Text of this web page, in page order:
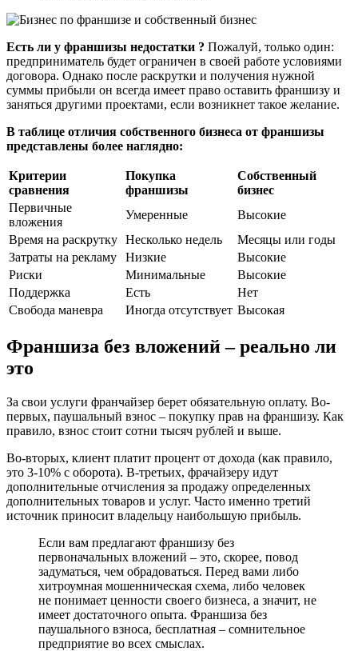
Есть ли у франшизы недостатки ? Пожалуй, только один:
предприниматель будет ограничен в своей работе условиями
договора. Однако после раскрутки и получения нужной
суммы прибыли он всегда имеет право оставить франшизу и
заняться другими проектами, если возникнет такое желание.
В таблице отличия собственного бизнеса от франшизы
представлены более наглядно:
Критерии
сравнения
Покупка
франшизы
Собственный
бизнес
Первичные
вложения
Умеренные
Высокие
Время на раскрутку Несколько недель
Месяцы или годы
Затраты на рекламу
Низкие
Высокие
Риски
Минимальные
Высокие
Поддержка
Есть
Нет
Свобода маневра
Иногда отсутствует Высокая
Франшиза без вложений – реально ли
это
За свои услуги франчайзер берет обязательную оплату. Во-
первых, паушальный взнос – покупку прав на франшизу. Как
правило, взнос стоит сотни тысяч рублей и выше.
Во-вторых, клиент платит процент от дохода (как правило,
это 3-10% с оборота). В-третьих, фрачайзеру идут
дополнительные отчисления за продажу определенных
дополнительных товаров и услуг. Часто именно третий
источник приносит владельцу наибольшую прибыль.
Если вам предлагают франшизу без
первоначальных вложений – это, скорее, повод
задуматься, чем обрадоваться. Перед вами либо
хитроумная мошенническая схема, либо человек
не понимает ценности своего бизнеса, а значит, не
имеет достаточного опыта. Франшиза без
паушального взноса, бесплатная – сомнительное
предприятие во всех смыслах.